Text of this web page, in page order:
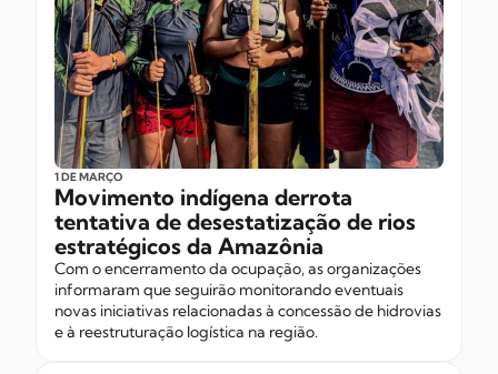
1 DE MARÇO
Movimento indígena derrota
tentativa de desestatização de rios
estratégicos da Amazônia
Com o encerramento da ocupação, as organizações
informaram que seguirão monitorando eventuais
novas iniciativas relacionadas à concessão de hidrovias
e à reestruturação logística na região.